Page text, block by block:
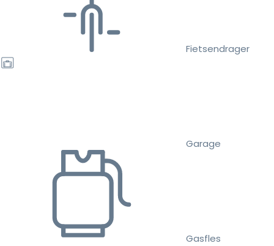
Fietsendrager
Garage
Gasfles